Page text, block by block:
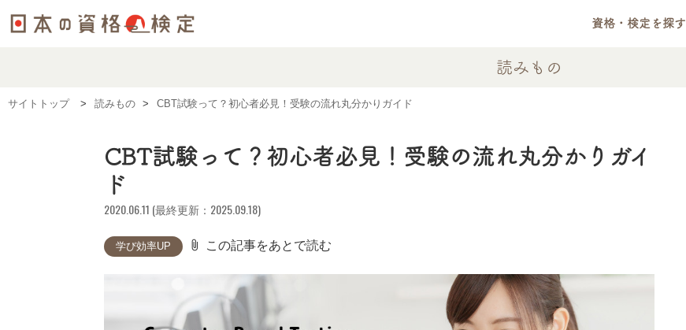
資格・検定を探す
読みもの
サイトトップ 読みもの CBT試験って？初心者必見！受験の流れ丸分かりガイド
CBT試験って？初心者必見！受験の流れ丸分かりガイ
ド
2020.06.11 (最終更新：2025.09.18)
学び効率UP attach_file この記事をあとで読む